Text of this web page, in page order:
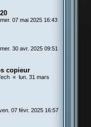
mer. 07 mai 2025 16:43
mer. 30 avr. 2025 09:51
copieur
« lun. 31 mars
07 févr. 2025 16:57